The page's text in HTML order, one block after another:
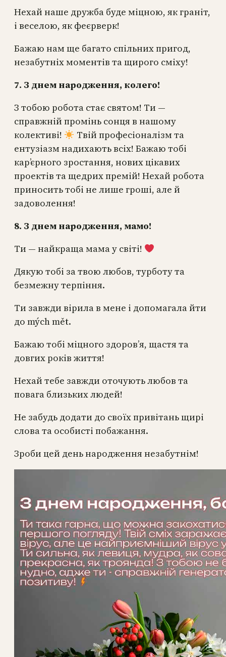
Нехай наше дружба буде міцною, як граніт,
і веселою, як феєрверк!
Бажаю нам ще багато спільних пригод,
незабутніх моментів та щирого сміху!
7. З днем народження, колего!
З тобою робота стає святом! Ти —
справжній промінь сонця в нашому
колективі!
Твій професіоналізм та
ентузіазм надихають всіх! Бажаю тобі
кар’єрного зростання, нових цікавих
проектів та щедрих премій! Нехай робота
приносить тобі не лише гроші, але й
задоволення!
8. З днем народження, мамо!
Ти — найкраща мама у світі!
Дякую тобі за твою любов, турботу та
безмежну терпіння.
Ти завжди вірила в мене і допомагала йти
до mých mět. ‍
Бажаю тобі міцного здоров’я, щастя та
довгих років життя!
Нехай тебе завжди оточують любов та
повага близьких людей!
Не забудь додати до своїх привітань щирі
слова та особисті побажання.
Зроби цей день народження незабутнім!